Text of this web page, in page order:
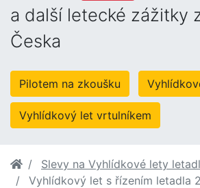
a další letecké zážitky
Česka
Pilotem na zkoušku
Vyhlídkový let vrtulníkem
Slevy na Vyhlídkové lety
Vyhlídkový let s řízením letadla